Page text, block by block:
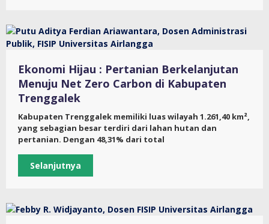
Ekonomi Hijau : Pertanian Berkelanjutan
Menuju Net Zero Carbon di Kabupaten
Trenggalek
Kabupaten Trenggalek memiliki luas wilayah 1.261,40 km²,
yang sebagian besar terdiri dari lahan hutan dan
pertanian. Dengan 48,31% dari total
Selanjutnya